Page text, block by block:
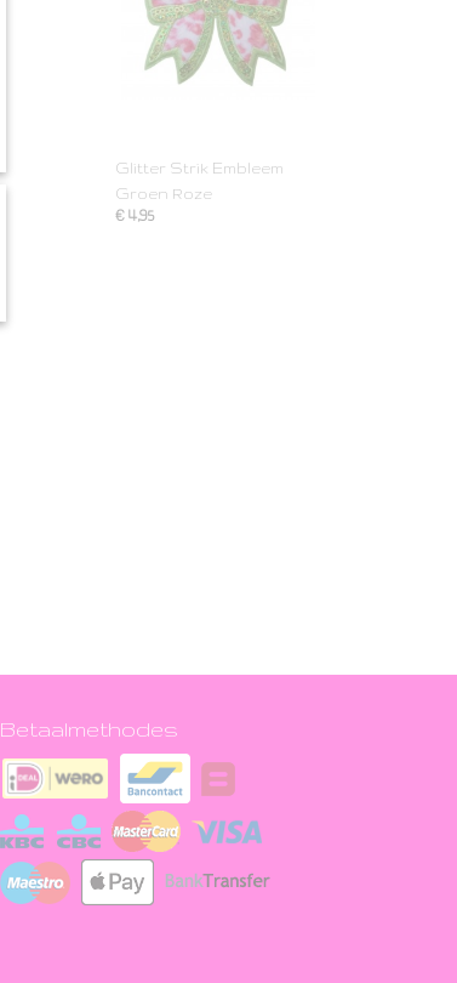
Glitter Strik Embleem
Groen Roze
€ 4,95
Betaalmethodes